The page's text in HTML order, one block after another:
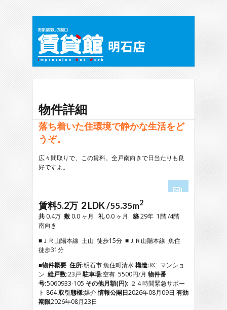
物件詳細
落ち着いた住環境で静かな生活をど
うぞ。
広々間取りで、この賃料。全戸南向きで日当たりも良
好ですよ。
2
3
5
7
8
9
10
賃料5.2万 2 LDK /55.35m2
共 0.4万 敷 0.0 ヶ月 礼0.0 ヶ月 築29年 1階 /4階
南向き
■ＪＲ山陽本線 土山 徒歩15分 ■ＪＲ山陽本線 魚住
徒歩31分
■物件概要 住所:明石市 魚住町清水構造:RC マンショ
ン 総戸数:23戸駐車場:空有 5500円/月 物件番
号:5060933-105 その他月額(円): ２４時間緊急サポー
ト 864取引態様:媒介情報公開日2026年08月09日 有効
期限2026年08月23日